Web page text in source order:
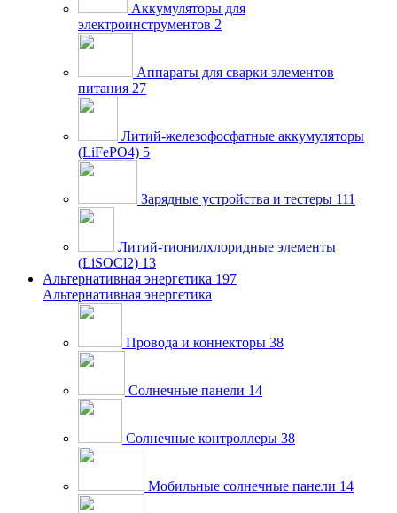
Аккумуляторы для
электроинструментов 2
Аппараты для сварки элементов
питания 27
Литий-железофосфатные аккумуляторы
(LiFePO4) 5
Зарядные устройства и тестеры 111
Литий-тионилхлоридные элементы
(LiSOCl2) 13
Альтернативная энергетика 197
Альтернативная энергетика
Провода и коннекторы 38
Солнечные панели 14
Солнечные контроллеры 38
Мобильные солнечные панели 14